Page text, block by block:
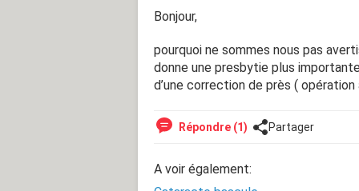
Bonjour,
pourquoi ne sommes nous pas
donne une presbytie plus
d’une correction de près ( opération
Répondre (1) Partager
A voir également: